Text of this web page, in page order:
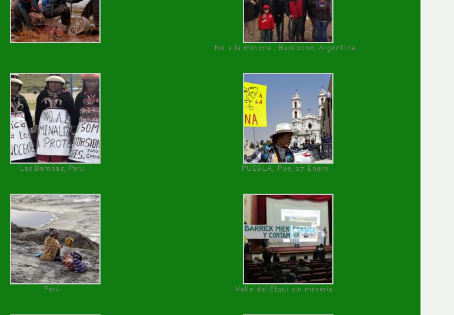
No a la minería , Bariloche, Argentina
Las Bambas, Perú PUEBLA, Pue, 27 Enero
Perú Valle del Elqui sin minería.